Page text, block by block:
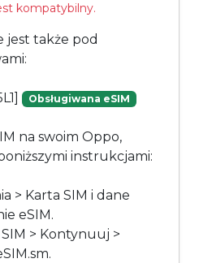
kompatybilny.
jest także pod
Obsługiwana eSIM
na swoim Oppo,
instrukcjami:
> Karta SIM i dane
eSIM.
> Kontynuuj >